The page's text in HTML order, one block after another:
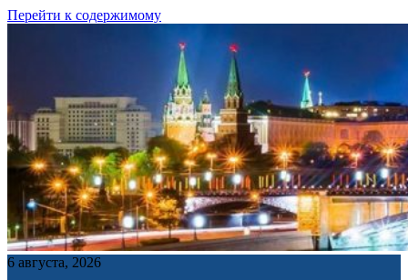
Перейти к содержимому
6 августа, 2026